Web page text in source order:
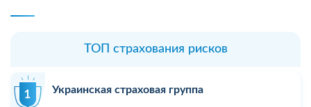
ТОП страхования рисков
Украинская страховая группа